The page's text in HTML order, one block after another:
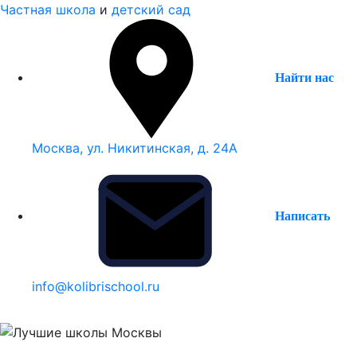
Частная школа и детский сад
Найти нас
Москва, ул. Никитинская, д. 24А
Написать
info@kolibrischool.ru